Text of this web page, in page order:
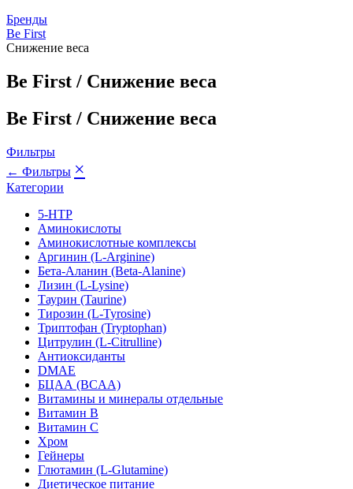
Бренды
Be First
Снижение веса
Be First / Снижение веса
Be First / Снижение веса
Фильтры
← Фильтры ×
Категории
5-HTP
Аминокислоты
Аминокислотные комплексы
Аргинин (L-Arginine)
Бета-Аланин (Beta-Alanine)
Лизин (L-Lysine)
Таурин (Taurine)
Тирозин (L-Tyrosine)
Триптофан (Tryptophan)
Цитрулин (L-Citrulline)
Антиоксиданты
DMAE
БЦАА (BCAA)
Витамины и минералы отдельные
Витамин B
Витамин C
Хром
Гейнеры
Глютамин (L-Glutamine)
Диетическое питание